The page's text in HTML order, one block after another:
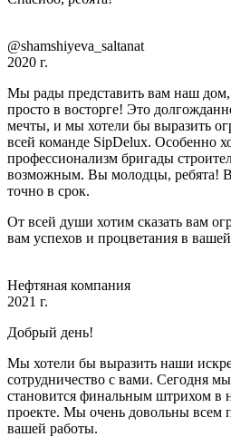
@shamshiyeva_saltanat
2020 г.
Мы рады представить вам наш
просто в восторге! Это
мечты, и мы хотели бы выразить
всей команде SipDelux. Особенно
профессионализм бригады
возможным. Вы молодцы, ребята!
точно в срок.
От всей души хотим сказать вам
вам успехов и процветания в
Нефтяная компания
2021 г.
Добрый день!
Мы хотели бы выразить наши
сотрудничество с вами. Сегодня
становится финальным штрихом в
проекте. Мы очень довольны всем
вашей работы.